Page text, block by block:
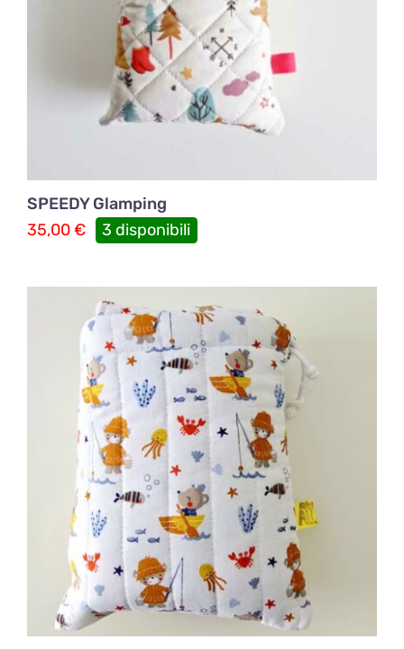
SPEEDY Glamping
35,00€ 3 disponibili